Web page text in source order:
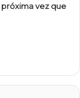
vez que